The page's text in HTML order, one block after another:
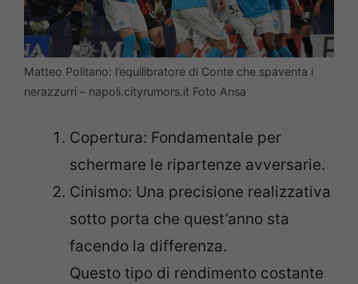
Matteo Politano: l’equilibratore di Conte che spaventa i
nerazzurri – napoli.cityrumors.it Foto Ansa
Copertura: Fondamentale per
schermare le ripartenze avversarie.
Cinismo: Una precisione realizzativa
sotto porta che quest’anno sta
facendo la differenza.
Questo tipo di rendimento costante